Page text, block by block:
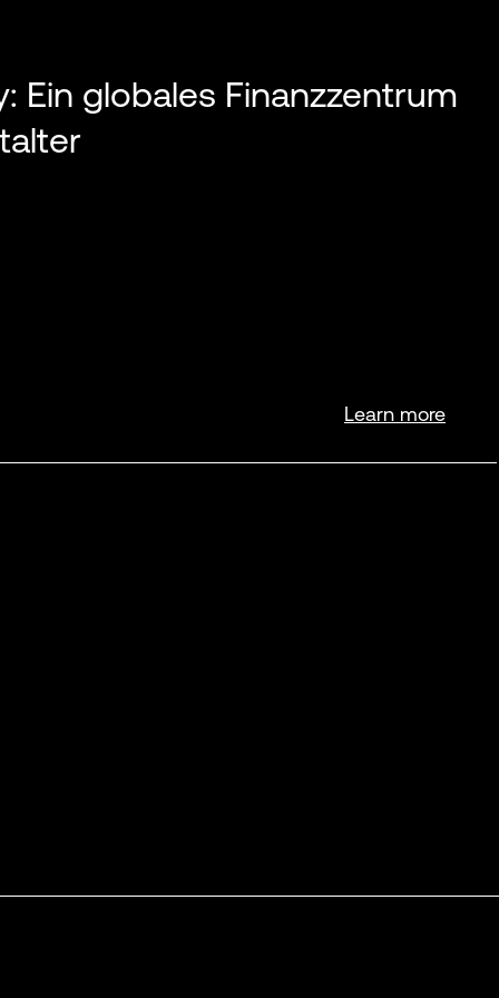
Ein globales Finanzzentrum
Learn more